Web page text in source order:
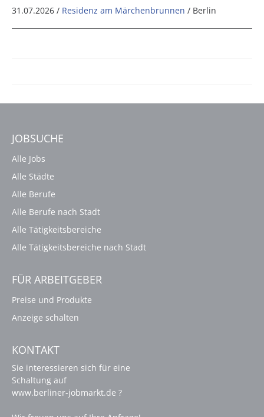
31.07.2026 / Residenz am Märchenbrunnen / Berlin
JOBSUCHE
Alle Jobs
Alle Städte
Alle Berufe
Alle Berufe nach Stadt
Alle Tätigkeitsbereiche
Alle Tätigkeitsbereiche nach Stadt
FÜR ARBEITGEBER
Preise und Produkte
Anzeige schalten
KONTAKT
Sie interessieren sich für eine
Schaltung auf
www.berliner-jobmarkt.de ?